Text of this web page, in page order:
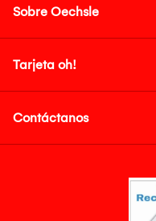
Sobre Oechsle
Tarjeta oh!
Contáctanos